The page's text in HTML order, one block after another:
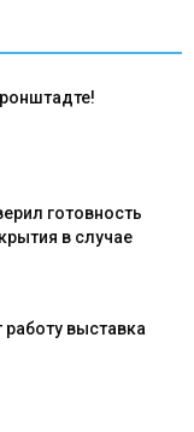
готовность
в случае
выставка